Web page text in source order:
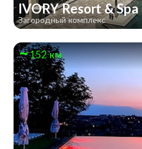
IVORY Resort & Spa
Загородный комплекс
152 км